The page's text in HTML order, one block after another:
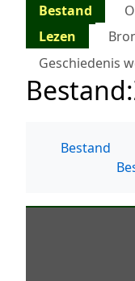
Bestand
Lezen
Geschiedenis
Bestand:
Bestand